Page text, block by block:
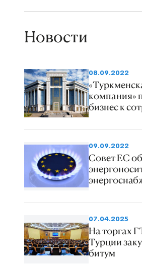
Новости
08.09.2022
компания»
бизнес к
09.09.2022
Совет ЕС
07.04.2025
На торгах
Турции
битум